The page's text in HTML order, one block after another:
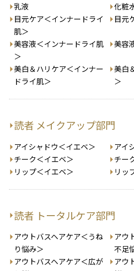
乳液
化粧
目元ケア＜インナードライ
肌＞
目元
美容液＜インナードライ肌
＞
美容
美白＆ハリケア＜インナー
ドライ肌＞
美白
＞
読者 メイクアップ部門
アイシャドウ＜イエベ＞
アイ
チーク＜イエベ＞
チー
リップ＜イエベ＞
リッ
読者 トータルケア部門
アウトバスヘアケア＜うね
り悩み＞
アウ
不足
アウトバスヘアケア＜広が
アウ